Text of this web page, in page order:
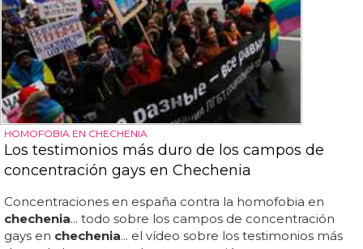
HOMOFOBIA EN CHECHENIA
Los testimonios más duro de los campos de
concentración gays en Chechenia
Concentraciones en españa contra la homofobia en
chechenia... todo sobre los campos de concentración
gays en chechenia... el vídeo sobre los testimonios más